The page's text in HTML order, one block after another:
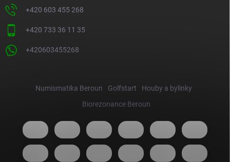
+420 603 455 268
+420 733 36 11 35
+420603455268
Numismatika Beroun Golfstart
Houby a bylinky
Biorezonance Beroun